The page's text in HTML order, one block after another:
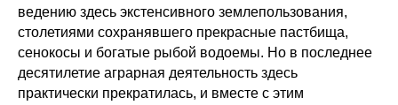
ведению здесь экстенсивного землепользования,
столетиями сохранявшего прекрасные пастбища,
сенокосы и богатые рыбой водоемы. Но в последнее
десятилетие аграрная деятельность здесь
практически прекратилась, и вместе с этим